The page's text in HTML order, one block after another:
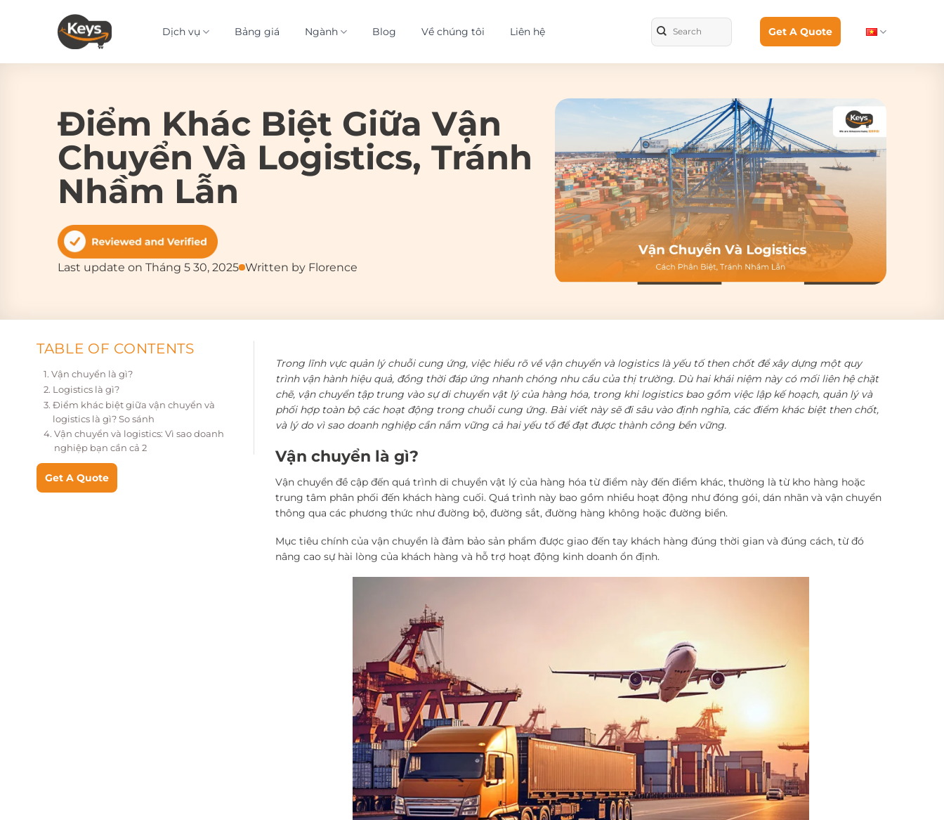
Dịch vụ Bảng giá Ngành Blog Về chúng tôi Liên hệ Get A Quote
Điểm Khác Biệt Giữa Vận
Chuyển Và Logistics, Tránh
Nhầm Lẫn
Last update on Tháng 5 30, 2025 Written by Florence
TABLE OF CONTENTS
Vận chuyển là gì?
Logistics là gì?
Điểm khác biệt giữa vận chuyển và
logistics là gì? So sánh
Vận chuyển và logistics: Vì sao doanh
nghiệp bạn cần cả 2
Get A Quote
Trong lĩnh vực quản lý chuỗi cung ứng, việc hiểu rõ về vận chuyển và logistics là yếu tố then chốt để xây dựng một quy
trình vận hành hiệu quả, đồng thời đáp ứng nhanh chóng nhu cầu của thị trường. Dù hai khái niệm này có mối liên hệ chặt
chẽ, vận chuyển tập trung vào sự di chuyển vật lý của hàng hóa, trong khi logistics bao gồm việc lập kế hoạch, quản lý và
phối hợp toàn bộ các hoạt động trong chuỗi cung ứng. Bài viết này sẽ đi sâu vào định nghĩa, các điểm khác biệt then chốt,
và lý do vì sao doanh nghiệp cần nắm vững cả hai yếu tố để đạt được thành công bền vững.
Vận chuyển là gì?
Vận chuyển đề cập đến quá trình di chuyển vật lý của hàng hóa từ điểm này đến điểm khác, thường là từ kho hàng hoặc
trung tâm phân phối đến khách hàng cuối. Quá trình này bao gồm nhiều hoạt động như đóng gói, dán nhãn và vận chuyển
thông qua các phương thức như đường bộ, đường sắt, đường hàng không hoặc đường biển.
Mục tiêu chính của vận chuyển là đảm bảo sản phẩm được giao đến tay khách hàng đúng thời gian và đúng cách, từ đó
nâng cao sự hài lòng của khách hàng và hỗ trợ hoạt động kinh doanh ổn định.